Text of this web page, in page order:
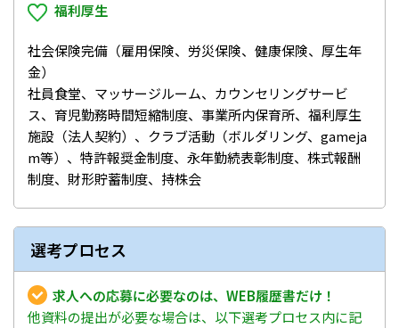
福利厚生
社会保険完備（雇用保険、労災保険、健康保険、厚生年
金）
社員食堂、マッサージルーム、カウンセリングサービ
ス、育児勤務時間短縮制度、事業所内保育所、福利厚生
施設（法人契約）、クラブ活動（ボルダリング、gameja
m等）、特許報奨金制度、永年勤続表彰制度、株式報酬
制度、財形貯蓄制度、持株会
選考プロセス
求人への応募に必要なのは、WEB履歴書だけ！
他資料の提出が必要な場合は、以下選考プロセス内に記